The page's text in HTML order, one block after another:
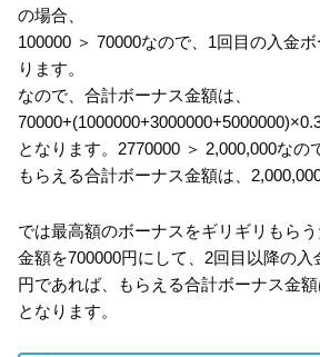
の場合、
100000 ＞ 70000なので、1回目の入金
ります。
なので、合計ボーナス金額は、
となります。2770000 ＞ 2,000,000なの
もらえる合計ボーナス金額は、
では最高額のボーナスをギリギリもら
金額を700000円にして、2回目以降の入
円であれば、もらえる合計ボーナス金
となります。